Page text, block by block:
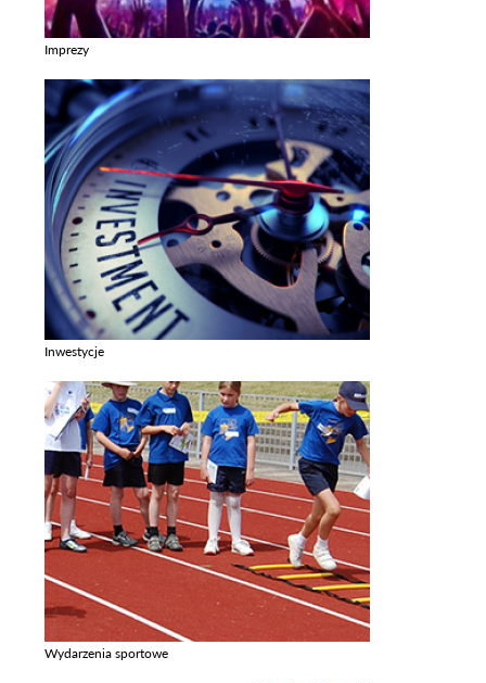
Imprezy
Inwestycje
Wydarzenia sportowe